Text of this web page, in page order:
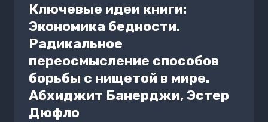
Ключевые идеи книги:
Экономика бедности.
Радикальное
переосмысление способов
борьбы с нищетой в мире.
Абхиджит Банерджи, Эстер
Дюфло